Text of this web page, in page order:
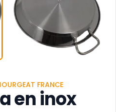
FRANCE
en inox